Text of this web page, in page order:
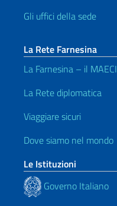
Gli uffici della sede
La Rete Farnesina
La Farnesina – il MAECI
La Rete diplomatica
Viaggiare sicuri
Dove siamo nel mondo
Le Istituzioni
Governo Italiano